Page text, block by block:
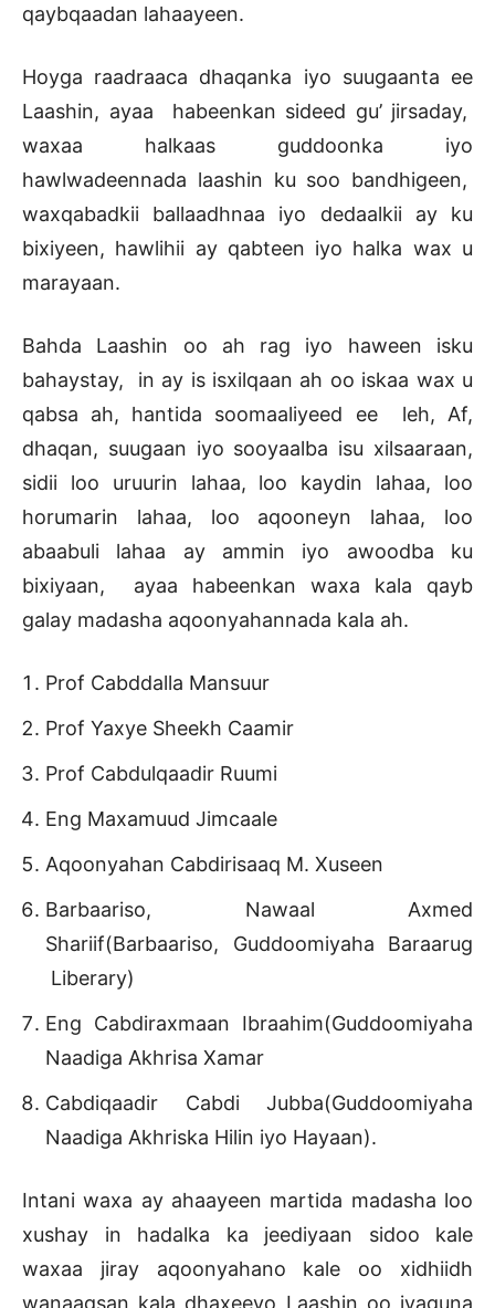
qaybqaadan lahaayeen.
Hoyga raadraaca dhaqanka iyo suugaanta ee
Laashin, ayaa habeenkan sideed gu’ jirsaday,
waxaa halkaas guddoonka iyo
hawlwadeennada laashin ku soo bandhigeen,
waxqabadkii ballaadhnaa iyo dedaalkii ay ku
bixiyeen, hawlihii ay qabteen iyo halka wax u
marayaan.
Bahda Laashin oo ah rag iyo haween isku
bahaystay, in ay is isxilqaan ah oo iskaa wax u
qabsa ah, hantida soomaaliyeed ee leh, Af,
dhaqan, suugaan iyo sooyaalba isu xilsaaraan,
sidii loo uruurin lahaa, loo kaydin lahaa, loo
horumarin lahaa, loo aqooneyn lahaa, loo
abaabuli lahaa ay ammin iyo awoodba ku
bixiyaan, ayaa habeenkan waxa kala qayb
galay madasha aqoonyahannada kala ah.
Prof Cabddalla Mansuur
Prof Yaxye Sheekh Caamir
Prof Cabdulqaadir Ruumi
Eng Maxamuud Jimcaale
Aqoonyahan Cabdirisaaq M. Xuseen
Barbaariso, Nawaal Axmed
Shariif(Barbaariso, Guddoomiyaha Baraarug
Liberary)
Eng Cabdiraxmaan Ibraahim(Guddoomiyaha
Naadiga Akhrisa Xamar
Cabdiqaadir Cabdi Jubba(Guddoomiyaha
Naadiga Akhriska Hilin iyo Hayaan).
Intani waxa ay ahaayeen martida madasha loo
xushay in hadalka ka jeediyaan sidoo kale
waxaa jiray aqoonyahano kale oo xidhiidh
wanaagsan kala dhaxeeyo Laashin oo iyaguna